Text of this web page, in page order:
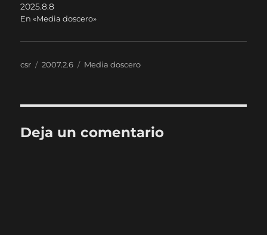
2025.8.8
En «Media doscero»
Autor
csr
Publicado
2007.2.6 Categorías
Media doscero
Deja un comentario